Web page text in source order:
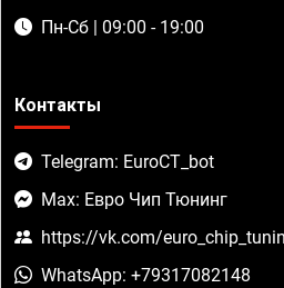
Пн-Сб | 09:00 - 19:00
Контакты
Telegram: EuroCT_bot
Max: Евро Чип Тюнинг
https://vk.com/
WhatsApp: +79317082148